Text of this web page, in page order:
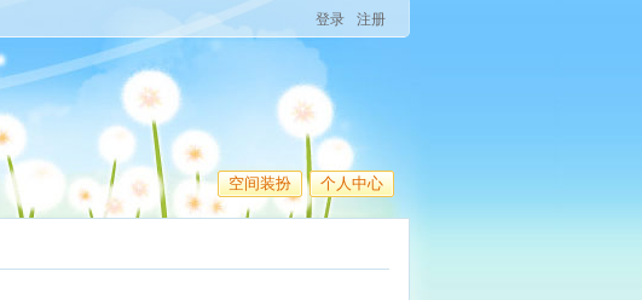
登录 注册
空间装扮 个人中心